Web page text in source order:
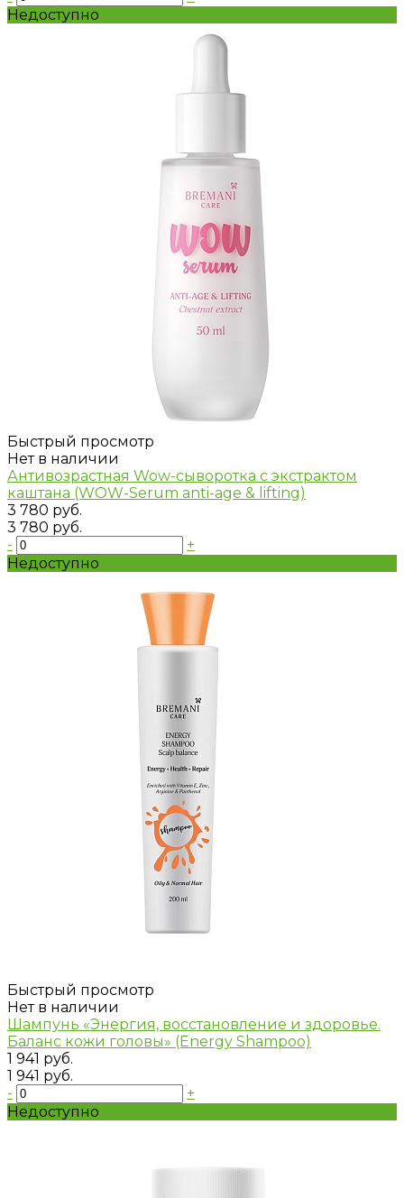
Недоступно
Быстрый просмотр
Нет в наличии
Антивозрастная Wow-сыворотка с экстрактом
каштана (WOW-Serum anti-age & lifting)
3 780 руб.
3 780 руб.
-
+
Недоступно
Быстрый просмотр
Нет в наличии
Шампунь «Энергия, восстановление и здоровье.
Баланс кожи головы» (Energy Shampoo)
1 941 руб.
1 941 руб.
-
+
Недоступно